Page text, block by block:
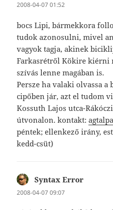
2008-04-07 01:52
bocs Lipi, bármekkora
tudok azonosulni, mivel
vagyok tagja, akinek
Farkasrétről Kökire kiérni
szívás lenne magában is.
Persze ha valaki olvassa a
cipőben jár, azt el tudom
Kossuth Lajos utca-
útvonalon. kontakt:
péntek; ellenkező irány,
kedd-csüt)
Syntax Error
2008-04-07 09:07